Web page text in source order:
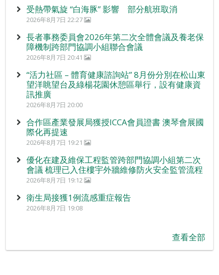
受熱帶氣旋 “白海豚” 影響 部分航班取消
2026年8月7日 22:27
長者事務委員會2026年第二次全體會議及養老保
障機制跨部門協調小組聯合會議
2026年8月7日 20:41
“活力社區 – 體育健康諮詢站” 8月份分別在松山東
望洋眺望台及綠楊花園休憩區舉行，設有健康資
訊推廣
2026年8月7日 20:00
合作區產業發展局獲授ICCA會員證書 澳琴會展國
際化再提速
2026年8月7日 19:21
優化在建及維保工程監管跨部門協調小組第二次
會議 梳理已入住樓宇外牆維修防火安全監管流程
2026年8月7日 19:12
衛生局接獲1例流感重症報告
2026年8月7日 19:08
查看全部